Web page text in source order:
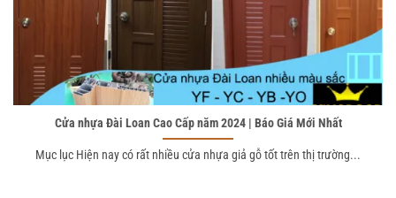
Cửa nhựa Đài Loan Cao Cấp năm 2024 | Báo Giá Mới Nhất
Mục lục Hiện nay có rất nhiều cửa nhựa giả gỗ tốt trên thị trường...